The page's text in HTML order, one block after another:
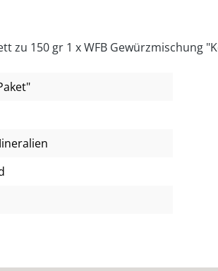
zu 150 gr 1 x WFB Gewürzmischung